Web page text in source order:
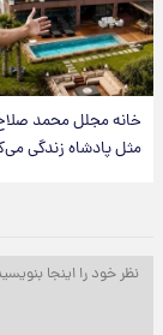
خانه مجلل محمد
مثل پادشاه زندگی